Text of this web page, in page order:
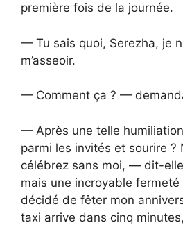
première fois de la journée.
— Tu sais quoi, Serezha, je
m’asseoir.
— Comment ça ? —
— Après une telle
parmi les invités et sourire ?
célébrez sans moi, — dit-elle
mais une incroyable
décidé de fêter mon
taxi arrive dans cinq